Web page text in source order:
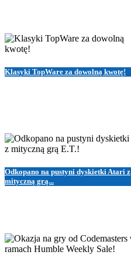
Klasyki TopWare za dowolną kwotę!
Odkopano na pustyni dyskietki Atari z
mityczną grą...